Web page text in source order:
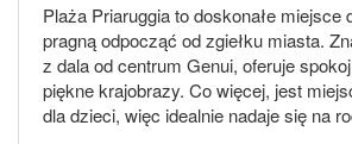
Plaża Priaruggia to doskonałe miejsce
pragną odpocząć od zgiełku miasta.
z dala od centrum Genui, oferuje
piękne krajobrazy. Co więcej, jest
dla dzieci, więc idealnie nadaje się na